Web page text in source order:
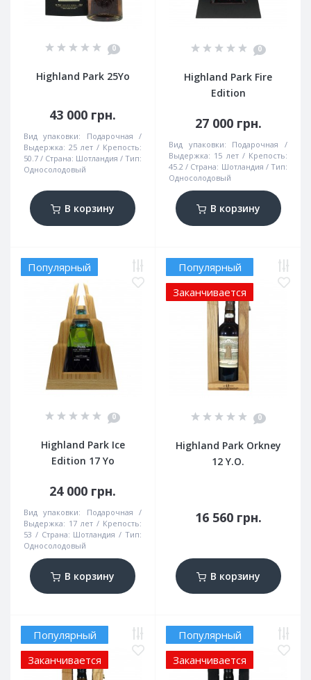
0
Highland Park 25Yo
43 000 грн.
Вид упаковки:
Подарочная
Выдержка: 25 лет
Крепость:
50.7
Страна: Шотландия
Тип:
Односолодовый
В корзину
0
Highland Park Fire
Edition
27 000 грн.
Вид упаковки:
Подарочная
Выдержка: 15 лет
Крепость:
45.2
Страна: Шотландия
Тип:
Односолодовый
В корзину
Популярный
0
Highland Park Ice
Edition 17 Yo
24 000 грн.
Вид упаковки:
Подарочная
Выдержка: 17 лет
Крепость:
53
Страна: Шотландия
Тип:
Односолодовый
В корзину
Популярный
Заканчивается
0
Highland Park Orkney
12 Y.O.
16 560 грн.
В корзину
Популярный
Заканчивается
Популярный
Заканчивается